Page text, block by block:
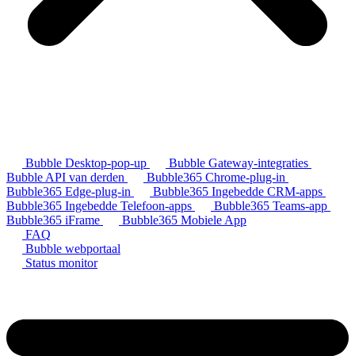
Bubble Desktop-pop-up
Bubble Gateway-integraties
Bubble API van derden
Bubble365 Chrome-plug-in
Bubble365 Edge-plug-in
Bubble365 Ingebedde CRM-apps
Bubble365 Ingebedde Telefoon-apps
Bubble365 Teams-app
Bubble365 iFrame
Bubble365 Mobiele App
FAQ
Bubble webportaal
Status monitor